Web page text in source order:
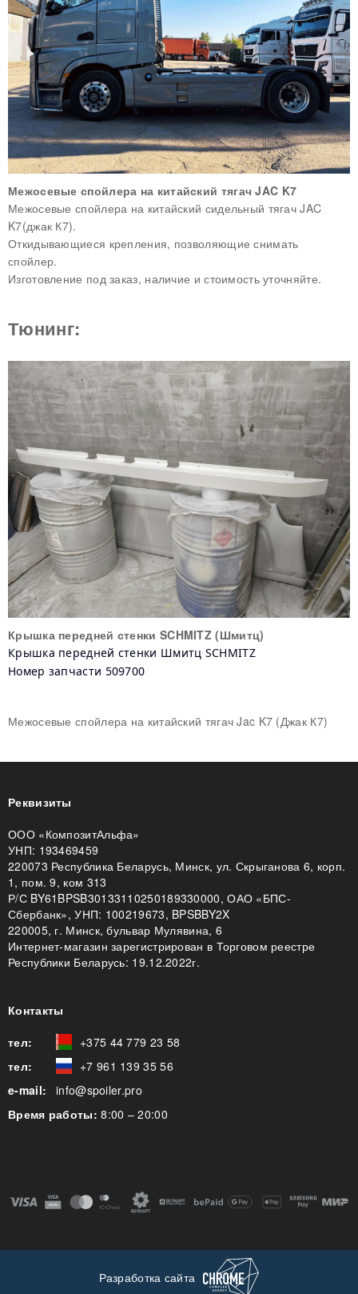
Межосевые спойлера на китайский тягач JAC K7
Межосевые спойлера на китайский сидельный тягач JAC
K7(джак К7).
Откидывающиеся крепления, позволяющие снимать
спойлер.
Изготовление под заказ, наличие и стоимость уточняйте.
Тюнинг:
Крышка передней стенки SCHMITZ (Шмитц)
Крышка передней стенки Шмитц SCHMITZ
Номер запчасти 509700
Межосевые спойлера на китайский тягач Jac K7 (Джак К7)
Реквизиты
ООО «КомпозитАльфа»
УНП: 193469459
220073 Республика Беларусь, Минск, ул. Скрыганова 6, корп.
1, пом. 9, ком 313
Р/С BY61BPSB30133110250189330000, ОАО «БПС-
Сбербанк», УНП: 100219673, BPSBBY2X
220005, г. Минск, бульвар Мулявина, 6
Интернет-магазин зарегистрирован в Торговом реестре
Республики Беларусь: 19.12.2022г.
Контакты
тел:
+375 44 779 23 58
тел:
+7 961 139 35 56
e-mail:
info@spoiler.pro
Время работы:8:00 – 20:00
Разработка сайта